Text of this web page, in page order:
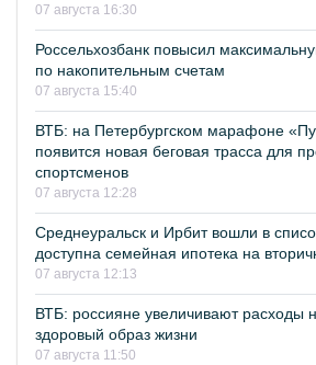
07 августа 16:30
Россельхозбанк повысил
по накопительным счетам
07 августа 15:40
ВТБ: на Петербургском марафоне
появится новая беговая трасса для
спортсменов
07 августа 12:28
Среднеуральск и Ирбит вошли в
доступна семейная ипотека на
07 августа 12:13
ВТБ: россияне увеличивают расходы
здоровый образ жизни
07 августа 11:50